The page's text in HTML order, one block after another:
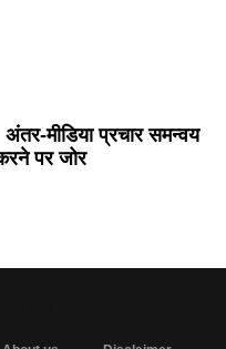
मीडिया प्रचार समन्वय
पर जोर